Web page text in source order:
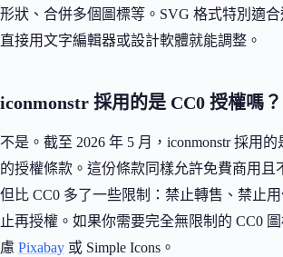
形狀、合併多個圖標等。SVG 格式特別適合
直接用文字編輯器或設計軟體就能調整。
iconmonstr 採用的是 CC0 授權嗎？
不是。截至 2026 年 5 月，iconmonstr 採用
的授權條款。這份條款同樣允許免費商用且
但比 CC0 多了一些限制：禁止轉售、禁止
止再授權。如果你需要完全無限制的 CC0
慮 Pixabay 或 Simple Icons。